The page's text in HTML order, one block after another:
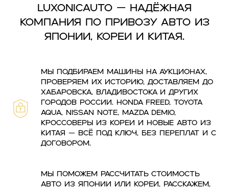
Luxonicauto — надёжная
компания по привозу авто из
Японии, Кореи и Китая.
Мы подбираем машины на аукционах,
проверяем их историю, доставляем до
Хабаровска, Владивостока и других
городов России. Honda Freed, Toyota
Aqua, Nissan Note, Mazda Demio,
кроссоверы из Кореи и новые авто из
Китая — всё под ключ, без переплат и с
договором.
Мы поможем рассчитать стоимость
авто из Японии или Кореи, расскажем,